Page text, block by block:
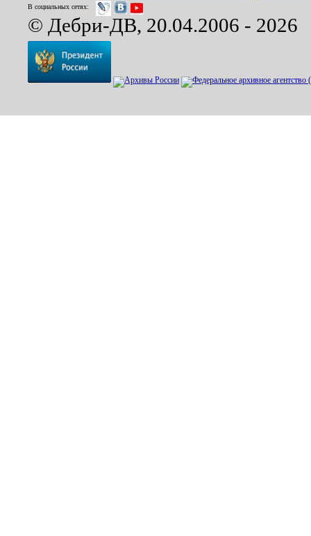
В социальных сетях:
© Дебри-ДВ, 20.04.2006 - 2026